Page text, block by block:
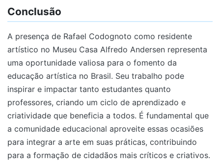
Conclusão
A presença de Rafael Codognoto como residente
artístico no Museu Casa Alfredo Andersen representa
uma oportunidade valiosa para o fomento da
educação artística no Brasil. Seu trabalho pode
inspirar e impactar tanto estudantes quanto
professores, criando um ciclo de aprendizado e
criatividade que beneficia a todos. É fundamental que
a comunidade educacional aproveite essas ocasiões
para integrar a arte em suas práticas, contribuindo
para a formação de cidadãos mais críticos e criativos.